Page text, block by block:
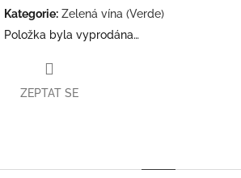
Kategorie: Zelená vína (Verde)
Položka byla vyprodána…
ZEPTAT SE